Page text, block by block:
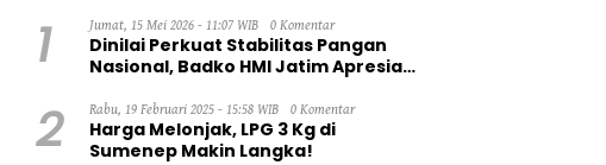
1 Jumat, 15 Mei 2026 - 11:07 WIB 0 Komentar
Dinilai Perkuat Stabilitas Pangan
Nasional, Badko HMI Jatim Apresiasi
2 Rabu, 19 Februari 2025 - 15:58 WIB 0 Komentar
Harga Melonjak, LPG 3 Kg di
Sumenep Makin Langka!